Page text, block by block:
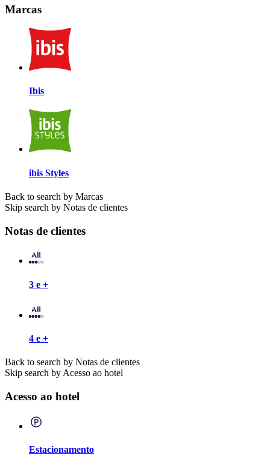
Marcas
Ibis
ibis Styles
Back to search by Marcas
Skip search by Notas de clientes
Notas de clientes
3 e +
4 e +
Back to search by Notas de clientes
Skip search by Acesso ao hotel
Acesso ao hotel
Estacionamento